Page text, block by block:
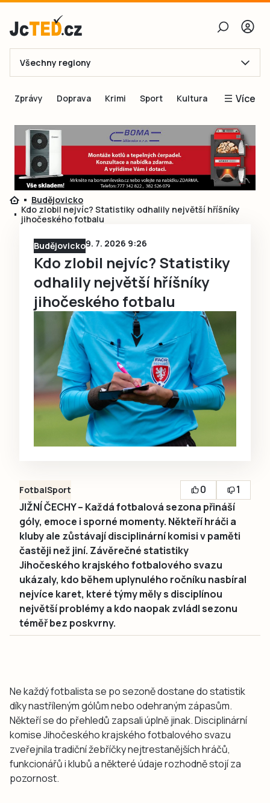
E-mail
Obnovit heslo
Přihlásit se
Přihlásit se přes Facebook
Všechny regiony
Zprávy Doprava Krimi Sport Kultura Více
Blogy
Inspirace
Čtenáři píší
Speciální přílohy
Budějovicko
Kdo zlobil nejvíc? Statistiky odhalily největší hříšníky
jihočeského fotbalu
Budějovicko9. 7. 2026 9:26
Kdo zlobil nejvíc? Statistiky
odhalily největší hříšníky
jihočeského fotbalu
FotbalSport 0
1
JIŽNÍ ČECHY – Každá fotbalová sezona přináší
góly, emoce i sporné momenty. Někteří hráči a
kluby ale zůstávají disciplinární komisi v paměti
častěji než jiní. Závěrečné statistiky
Jihočeského krajského fotbalového svazu
ukázaly, kdo během uplynulého ročníku nasbíral
nejvíce karet, které týmy měly s disciplínou
největší problémy a kdo naopak zvládl sezonu
téměř bez poskvrny.
Ne každý fotbalista se po sezoně dostane do statistik
díky nastříleným gólům nebo odehraným zápasům.
Někteří se do přehledů zapsali úplně jinak. Disciplinární
komise Jihočeského krajského fotbalového svazu
zveřejnila tradiční žebříčky nejtrestanějších hráčů,
funkcionářů i klubů a některé údaje rozhodně stojí za
pozornost.